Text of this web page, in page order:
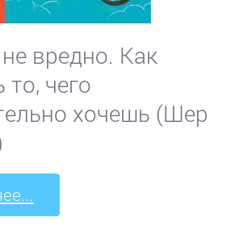
вредно. Как
то, чего
хочешь (Шер